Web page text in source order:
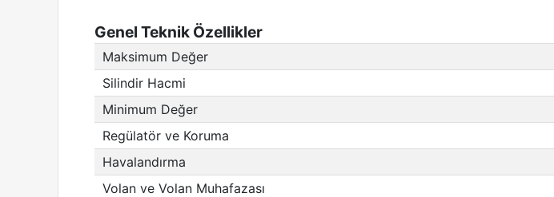
Genel Teknik Özellikler
Maksimum Değer
Silindir Hacmi
Minimum Değer
Regülatör ve Koruma
Havalandırma
Volan ve Volan Muhafazası